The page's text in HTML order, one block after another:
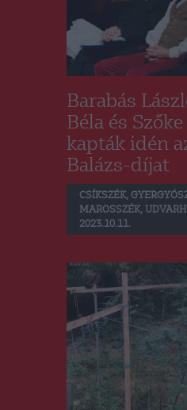
Barabás
Béla és
kapták idén
Balázs-díjat
CSÍKSZÉK,
MAROSSZÉK,
2023.10.11.